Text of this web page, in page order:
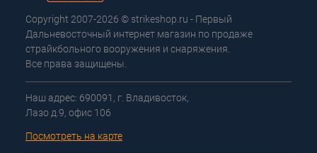
Copyright 2007-2026 © strikeshop.ru - Первый
Дальневосточный интернет магазин по продаже
страйкбольного вооружения и снаряжения.
Все права защищены.
Наш адрес: 690091, г. Владивосток,
Лазо д.9, офис 106
Посмотреть на карте